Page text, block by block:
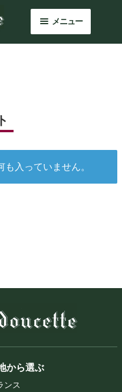
メニュー
入っていません。
から選ぶ
ンス